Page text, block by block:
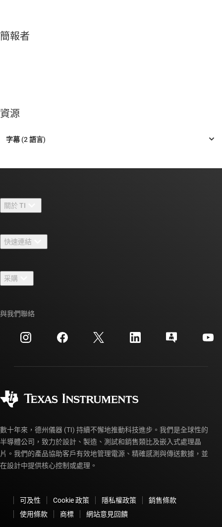
簡報者
資源
關於 TI
人才招募
新聞室
活動
投資人關系
快速連結
TI E2E™ 設計支援論壇
交互參考搜索
客戶支援中心
myTI 帳戶常見問題解答
采購
訂購 FAQ
與我們聯絡
數十年來，德州儀器 (TI) 持續不懈地推動科技進步。我們是全球性的
半導體公司，致力於設計、製造、測試和銷售類比及嵌入式處理晶
片。我們的產品協助客戶有效地管理電源、精確感測與傳送數據，並
在設計中提供核心控制或處理。
可及性 Cookie 政策 隱私權政策
銷售條款
使用條款
商標 網站意見回饋